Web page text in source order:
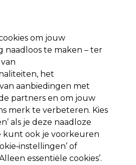
Aanmelden
Elektra Beauty
dag geleverd*
maandag t/m vrijdag
Heel Repair Balm 150ml
om jouw
naadloos te maken – ter
het
aanbiedingen met
partners en om jouw
merk te verbeteren. Kies
als je deze naadloze
kunt ook je voorkeuren
of
essentiële cookies’.